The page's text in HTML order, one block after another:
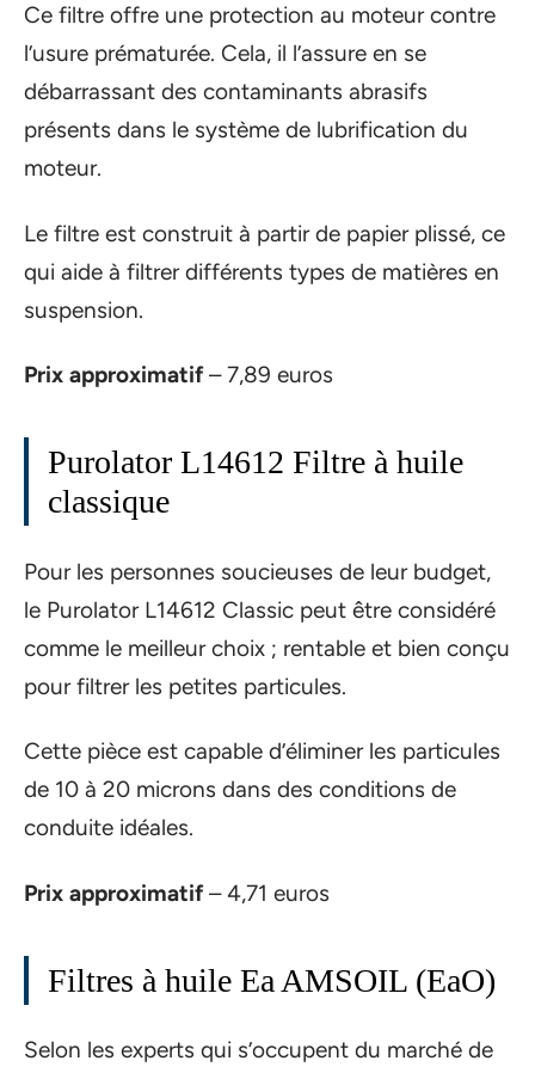
Ce filtre offre une protection au moteur contre
l’usure prématurée. Cela, il l’assure en se
débarrassant des contaminants abrasifs
présents dans le système de lubrification du
moteur.
Le filtre est construit à partir de papier plissé, ce
qui aide à filtrer différents types de matières en
suspension.
Prix approximatif– 7,89 euros
Purolator L14612 Filtre à huile
classique
Pour les personnes soucieuses de leur budget,
le Purolator L14612 Classic peut être considéré
comme le meilleur choix ; rentable et bien conçu
pour filtrer les petites particules.
Cette pièce est capable d’éliminer les particules
de 10 à 20 microns dans des conditions de
conduite idéales.
Prix approximatif– 4,71 euros
Filtres à huile Ea AMSOIL (EaO)
Selon les experts qui s’occupent du marché de